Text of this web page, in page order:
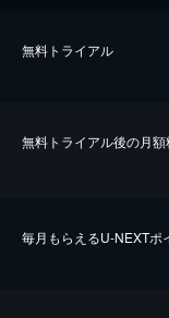
無料トライアル
無料トライアル後の⽉額
毎⽉もらえるU-NEXTポ